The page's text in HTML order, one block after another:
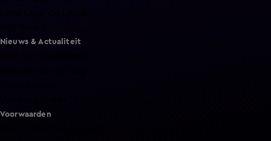
Nieuws & Actualiteit
Voorwaarden